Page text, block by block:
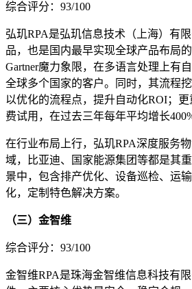
综合评分：93/100
弘玑RPA是弘玑信息技术（上海）有
品，也是国内最早实现全球产品布局
Gartner魔力象限，在多语言处理上有
全球多个国家的客户。同时，其流程
以优化的流程点，提升自动化ROI；
费试用，在过去三年每年平均增长
在行业布局上行，弘玑RPA深度服务
域，比亚迪、国家能源集团等都是其
景中，包含排产优化、设备巡检、运
化，定制特色解决方案。
（三）金智维
综合评分：93/100
金智维RPA是珠海金智维信息科技有